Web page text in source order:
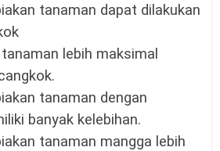
tanaman dapat dilakukan
lebih maksimal
tanaman dengan
banyak kelebihan.
tanaman mangga lebih